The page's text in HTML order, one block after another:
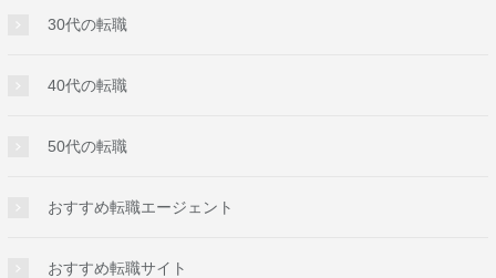
30代の転職
40代の転職
50代の転職
おすすめ転職エージェント
おすすめ転職サイト